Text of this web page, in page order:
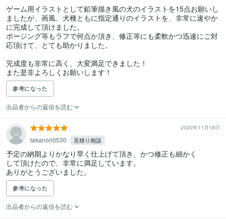
ゲーム用イラストとして鉛筆描き風の犬のイラストを15点お願いし
ましたが、画風、犬種ともに指定通りのイラストを、非常に速やか
に完成して頂けました。
ポージング等もラフで何点か頂き、修正等にも柔軟かつ迅速にご対
応頂けて、とても助かりました。
完成度も非常に高く、大変満足できました！
また是非よろしくお願いします！
参考になった
出品者からの返信を読む
2020年11月18日
takanori0530 見積り相談
予定の納期よりかなり早く仕上げて頂き、かつ修正も細かく
して頂けたので、非常に満足しています。
ありがとうございました。
参考になった
出品者からの返信を読む